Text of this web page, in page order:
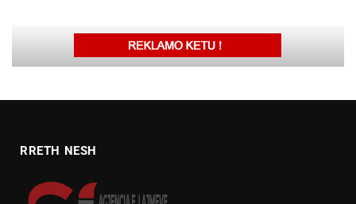
RRETH NESH